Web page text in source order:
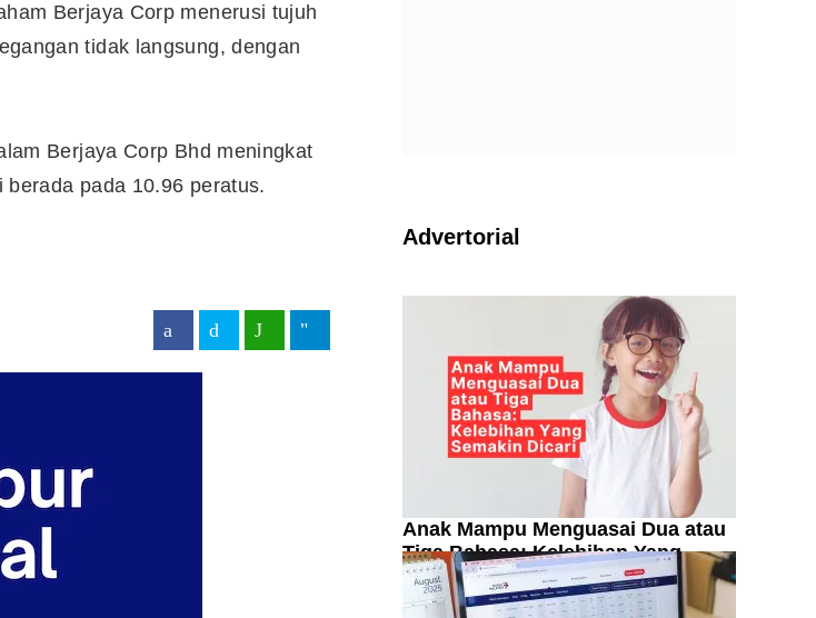
Berjaya Corp menerusi tujuh
tidak langsung, dengan
Berjaya Corp Bhd meningkat
pada 10.96 peratus.
Advertorial
Anak Mampu Menguasai Dua atau
Tiga Bahasa: Kelebihan Yang
Semakin Dicari